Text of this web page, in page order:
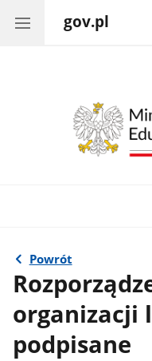
gov.pl
Powrót
organizacji
podpisane